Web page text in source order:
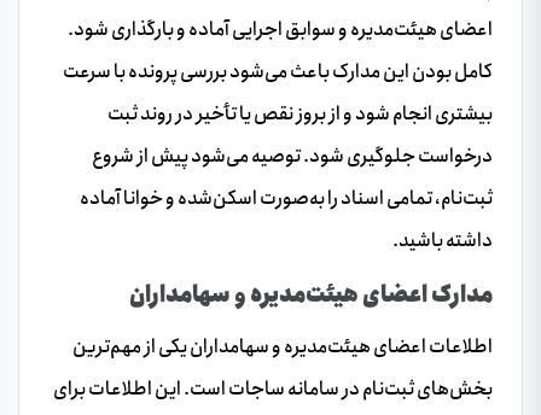
اعضای هیئت‌مدیره و سوابق اجرایی آماده و بارگذاری شود.
کامل بودن این مدارک باعث می‌شود بررسی پرونده با سرعت
بیشتری انجام شود و از بروز نقص یا تأخیر در روند ثبت
درخواست جلوگیری شود. توصیه می‌شود پیش از شروع
ثبت‌نام، تمامی اسناد را به‌صورت اسکن‌شده و خوانا آماده
داشته باشید.
مدارک اعضای هیئت‌مدیره و سهامداران
اطلاعات اعضای هیئت‌مدیره و سهامداران یکی از مهم‌ترین
بخش‌های ثبت‌نام در سامانه ساجات است. این اطلاعات برای